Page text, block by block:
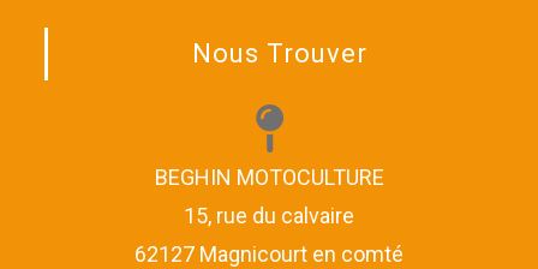
Nous Trouver
BEGHIN MOTOCULTURE
15, rue du calvaire
62127 Magnicourt en comté